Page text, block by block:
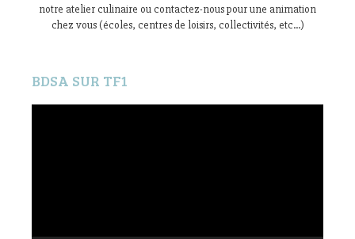
notre atelier culinaire ou contactez-nous pour une animation
chez vous (écoles, centres de loisirs, collectivités, etc...)
BDSA SUR TF1